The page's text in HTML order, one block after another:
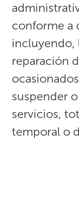
conforme a
incluyendo,
reparación
suspender
servicios,
temporal o